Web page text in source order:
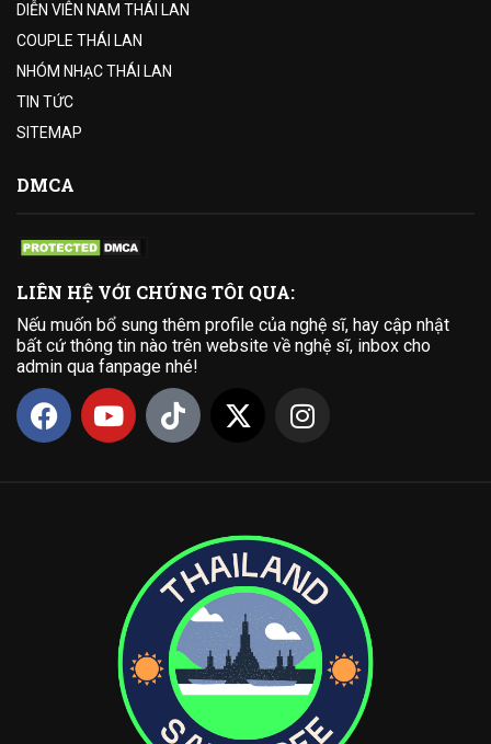
DIỄN VIÊN NAM THÁI LAN
COUPLE THÁI LAN
NHÓM NHẠC THÁI LAN
TIN TỨC
SITEMAP
DMCA
LIÊN HỆ VỚI CHÚNG TÔI QUA:
Nếu muốn bổ sung thêm profile của nghệ sĩ, hay cập nhật
bất cứ thông tin nào trên website về nghệ sĩ, inbox cho
admin qua fanpage nhé!